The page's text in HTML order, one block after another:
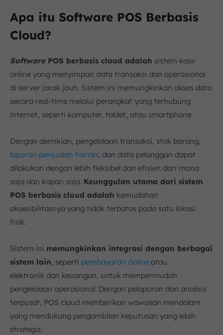
Apa itu Software POS Berbasis
Cloud?
SoftwarePOS berbasis cloud adalah sistem kasir
online yang menyimpan data transaksi dan operasional
di server jarak jauh. Sistem ini memungkinkan akses data
secara real-time melalui perangkat yang terhubung
internet, seperti komputer, tablet, atau smartphone.
Dengan demikian, pengelolaan transaksi, stok barang,
laporan penjualan harian, dan data pelanggan dapat
dilakukan dengan lebih fleksibel dan efisien dari mana
saja dan kapan saja. Keunggulan utama dari sistem
POS berbasis cloud adalah kemudahan
aksesibilitasnya yang tidak terbatas pada satu lokasi
fisik.
Sistem ini memungkinkan integrasi dengan berbagai
sistem lain, seperti pembayaran onlineatau
elektronik dan keuangan, untuk mempermudah
pengelolaan operasional. Dengan pelaporan dan analisis
terpusat, POS cloud memberikan wawasan mendalam
yang mendukung pengambilan keputusan yang lebih
strategis.